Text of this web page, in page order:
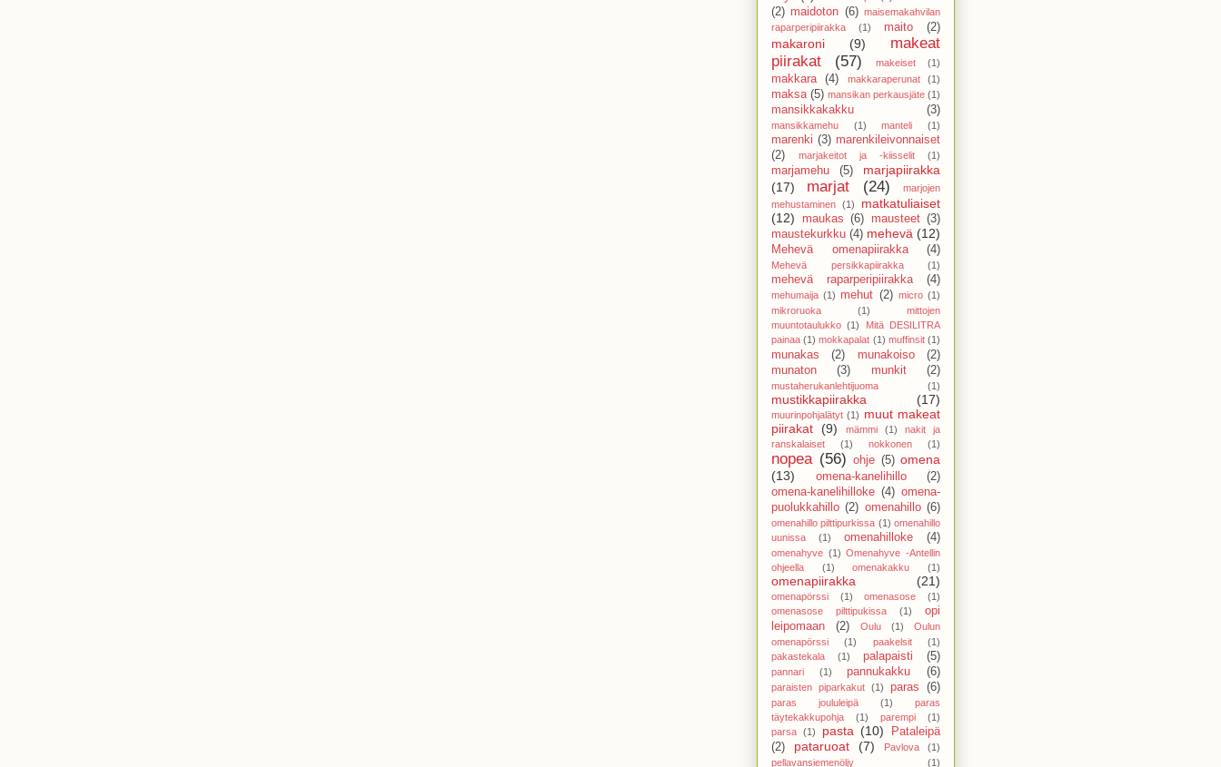
(2) maidoton (6) maisemakahvilan
raparperipiirakka
(1) maito (2)
makaroni (9)
makeat
piirakat
(57) makeiset (1)
makkara (4) makkaraperunat (1)
maksa (5) mansikan perkausjäte (1)
mansikkakakku (3)
mansikkamehu (1) manteli (1)
marenki (3) marenkileivonnaiset
(2)
marjakeitot ja -kiisselit (1)
marjamehu (5)
marjapiirakka
(17)
marjat (24)
marjojen
mehustaminen (1)
matkatuliaiset
(12)
maukas (6) mausteet (3)
maustekurkku (4) mehevä (12)
Mehevä omenapiirakka (4)
Mehevä persikkapiirakka (1)
mehevä raparperipiirakka (4)
mehumaija (1) mehut (2) micro (1)
mikroruoka
(1)
mittojen
muuntotaulukko (1)
Mitä DESILITRA
painaa (1) mokkapalat (1) muffinsit (1)
munakas (2) munakoiso
(2)
munaton
(3) munkit (2)
mustaherukanlehtijuoma (1)
mustikkapiirakka (17)
muurinpohjalätyt (1) muut makeat
piirakat
(9) mämmi (1)
nakit ja
ranskalaiset
(1) nokkonen (1)
nopea (56) ohje (5) omena
(13)
omena-kanelihillo
(2)
omena-kanelihilloke (4) omena-
puolukkahillo (2) omenahillo (6)
omenahillo pilttipurkissa (1) omenahillo
uunissa
(1) omenahilloke (4)
omenahyve (1) Omenahyve -Antellin
ohjeella
(1) omenakakku (1)
omenapiirakka (21)
omenapörssi (1) omenasose
(1)
omenasose pilttipukissa
(1)
opi
leipomaan
(2) Oulu (1)
Oulun
omenapörssi
(1) paakelsit
(1)
pakastekala
(1) palapaisti (5)
pannari (1) pannukakku (6)
paraisten piparkakut (1) paras (6)
paras joululeipä (1)
paras
täytekakkupohja
(1) parempi
(1)
parsa (1) pasta (10)
Pataleipä
(2)
pataruoat (7) Pavlova
(1)
pellavansiemenöljy
(1)